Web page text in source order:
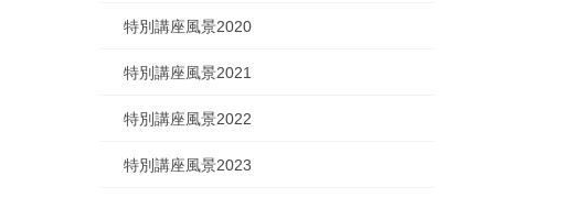
特別講座風景2020
特別講座風景2021
特別講座風景2022
特別講座風景2023